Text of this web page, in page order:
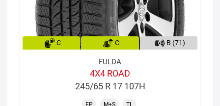
C C B (71)
FULDA
4X4 ROAD
245/65 R 17 107H
FP M+S TL